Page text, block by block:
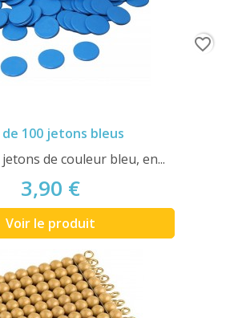
100 jetons bleus
de couleur bleu, en...
3,90 €
Voir le produit
favorite_border